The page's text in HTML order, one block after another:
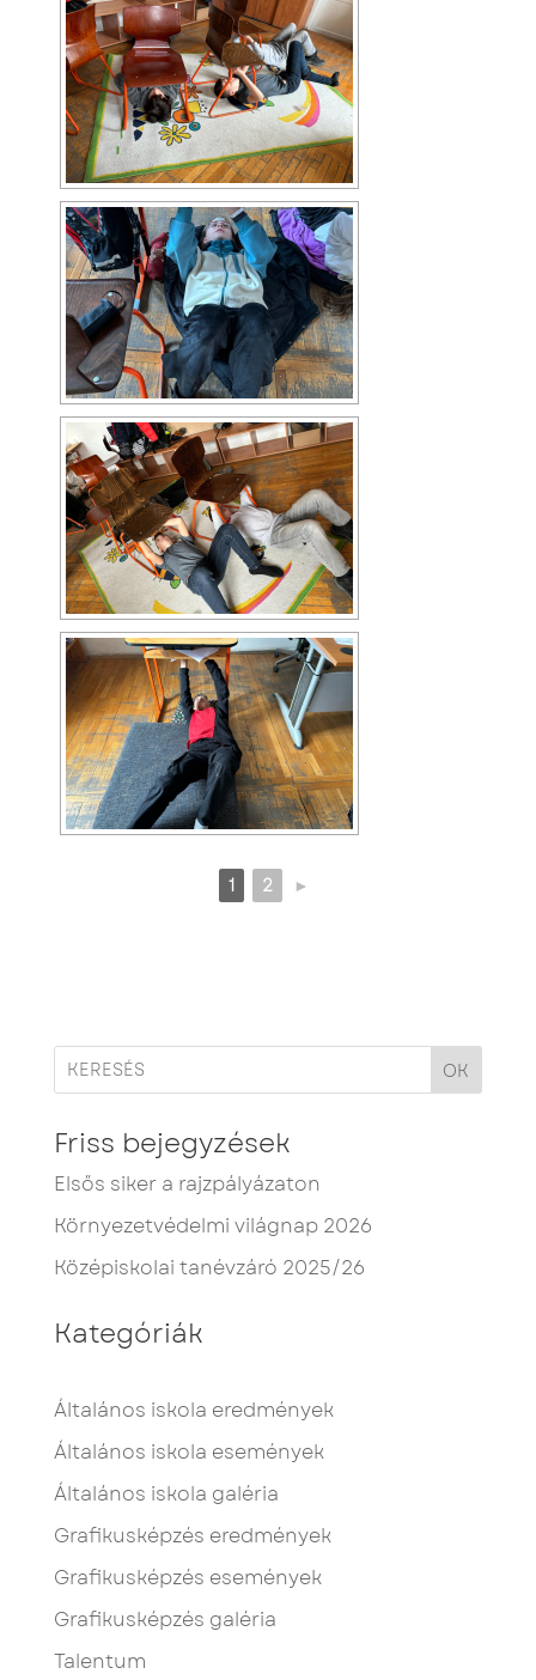
1 2 ►
OK
Friss bejegyzések
Elsős siker a rajzpályázaton
Környezetvédelmi világnap 2026
Középiskolai tanévzáró 2025/26
Kategóriák
Általános iskola eredmények
Általános iskola események
Általános iskola galéria
Grafikusképzés eredmények
Grafikusképzés események
Grafikusképzés galéria
Talentum